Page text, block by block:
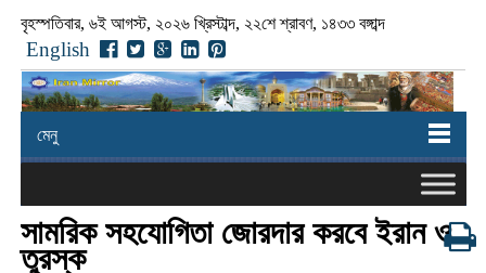
বৃহস্পতিবার, ৬ই আগস্ট, ২০২৬ খ্রিস্টাব্দ, ২২শে শ্রাবণ, ১৪৩৩ বঙ্গাব্দ
English
মেনু
সামরিক সহযোগিতা জোরদার করবে ইরান ও
তুরস্ক